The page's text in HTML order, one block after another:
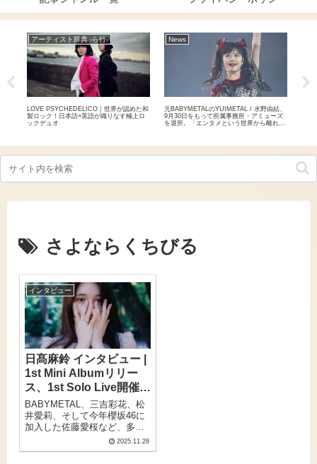
アーティスト辞典 -ら行-
LOVE PSYCHEDELICO｜世界が認めた和
製ロック！日本語×英語が織りなす極上ロ
ックデュオ
News
元BABYMETALのYUIMETAL / 水野由結、
9月30日をもって所属事務所・アミューズ
を退所。「エンタメという世界から離れて
さよならくちびる
インタビュー
日髙麻鈴 インタビュー |
1st Mini Albumリリー
ス、1st Solo Live開催間
近！「表現の全ての原点
が音楽に」
BABYMETAL、三吉彩花、松
井愛莉、そして今年櫻坂46に
加入した佐藤愛桜など、多く
の卒業生が今も第一線で活躍
し続けている、かつての名門
2025.11.28